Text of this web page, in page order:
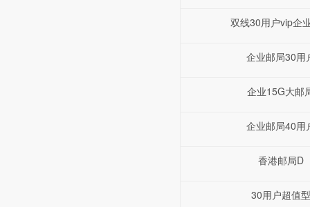
双线30用户vip企
企业邮局30用
企业15G大邮
企业邮局40用
香港邮局D
30用户超值型